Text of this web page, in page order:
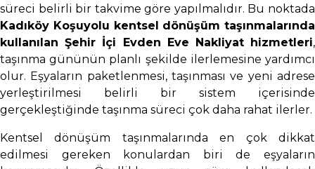
süreci belirli bir takvime göre yapılmalıdır. Bu noktada
Kadıköy Koşuyolu kentsel dönüşüm taşınmalarında
kullanılan Şehir İçi Evden Eve Nakliyat hizmetleri,
taşınma gününün planlı şekilde ilerlemesine yardımcı
olur. Eşyaların paketlenmesi, taşınması ve yeni adrese
yerleştirilmesi belirli bir sistem içerisinde
gerçekleştiğinde taşınma süreci çok daha rahat ilerler.
Kentsel dönüşüm taşınmalarında en çok dikkat
edilmesi gereken konulardan biri de eşyaların